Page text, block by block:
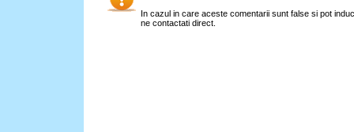
In cazul in care aceste comentarii sunt false si pot
ne contactati direct.